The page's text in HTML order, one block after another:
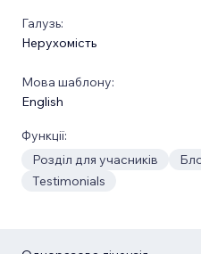
Галузь:
Нерухомість
Мова шаблону:
English
Функції:
Розділ для учасників
Testimonials